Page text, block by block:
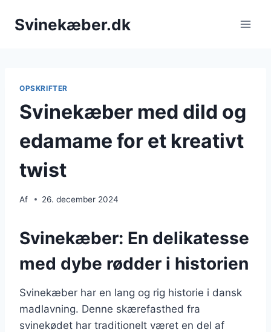
Svinekæber.dk
OPSKRIFTER
Svinekæber med dild og
edamame for et kreativt
twist
Af 26. december 2024
Svinekæber: En delikatesse
med dybe rødder i historien
Svinekæber har en lang og rig historie i dansk
madlavning. Denne skærefasthed fra
svinekødet har traditionelt været en del af